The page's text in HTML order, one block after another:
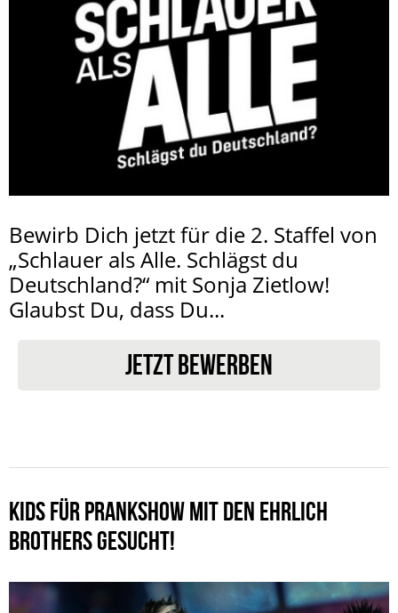
Bewirb Dich jetzt für die 2. Staffel von
„Schlauer als Alle. Schlägst du
Deutschland?“ mit Sonja Zietlow!
Glaubst Du, dass Du...
JETZT BEWERBEN
KIDS FÜR PRANKSHOW MIT DEN EHRLICH
BROTHERS GESUCHT!